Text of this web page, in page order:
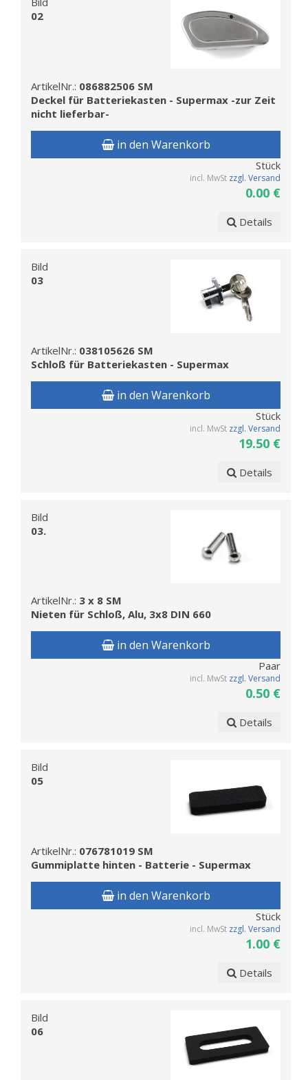
02
ArtikelNr.: 086882506 SM
Deckel für Batteriekasten - Supermax -zur Zeit
nicht lieferbar-
in den Warenkorb
Stück
incl. MwSt zzgl. Versand
0.00 €
Details
Bild
03
ArtikelNr.: 038105626 SM
Schloß für Batteriekasten - Supermax
in den Warenkorb
Stück
incl. MwSt zzgl. Versand
19.50 €
Details
Bild
03.
ArtikelNr.: 3 x 8 SM
Nieten für Schloß, Alu, 3x8 DIN 660
in den Warenkorb
Paar
incl. MwSt zzgl. Versand
0.50 €
Details
Bild
05
ArtikelNr.: 076781019 SM
Gummiplatte hinten - Batterie - Supermax
in den Warenkorb
Stück
incl. MwSt zzgl. Versand
1.00 €
Details
Bild
06